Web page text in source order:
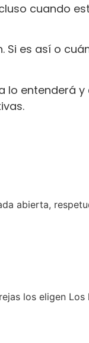
cuando
es así o
lo entenderá
abierta,
los eligen